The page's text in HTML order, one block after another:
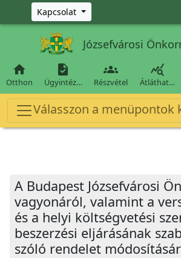
Ugrás a fő tartalomra
Kapcsolat
Józsefvárosi

Otthon

Ügyintéz…

Részvétel

Átláthat…
Válasszon a menüpontok
A Budapest Józsefvárosi
vagyonáról, valamint a
és a helyi költségvetési
beszerzési eljárásának
szóló rendelet